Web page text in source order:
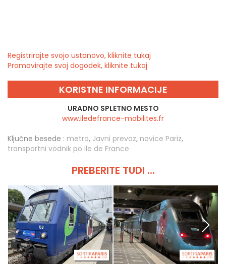
Registrirajte svojo ustanovo, kliknite tukaj
Promovirajte svoj dogodek, kliknite tukaj
KORISTNE INFORMACIJE
URADNO SPLETNO MESTO
www.iledefrance-mobilites.fr
Ključne besede : metro, Javni prevoz, novice Pariz,
transportni vodnik po Ile de France
PREBERITE TUDI ...